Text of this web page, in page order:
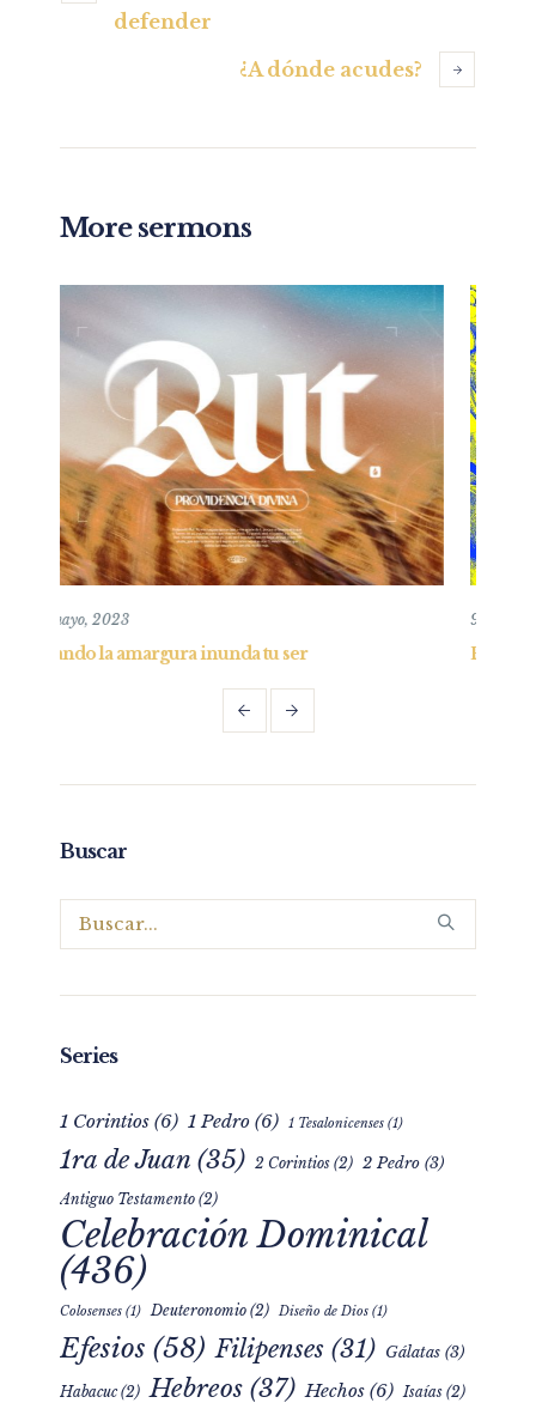
defender
¿A dónde acudes?
More sermons
tu ser Entendiendo al Corazón
Buscar
Series
1 Corintios (6) 1 Pedro (6) 1 Tesalonicenses (1)
1ra de Juan (35) 2 Corintios (2) 2 Pedro (3)
Antiguo Testamento (2)
Celebración Dominical
(436)
Colosenses (1) Deuteronomio (2) Diseño de Dios (1)
Efesios (58) Filipenses (31) Gálatas (3)
Habacuc (2) Hebreos (37) Hechos (6) Isaías (2)